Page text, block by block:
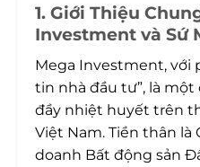
1. Giới Thiệu
Investment và Sứ
Mega Investment, với
tin nhà đầu tư”, là
đầy nhiệt huyết trên
Việt Nam. Tiền thân là
doanh Bất động sản